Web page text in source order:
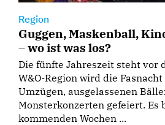
Region
Guggen, Maskenball,
– wo ist was los?
Die fünfte Jahreszeit steht vor
W&O-Region wird die
Umzügen, ausgelassenen
Monsterkonzerten gefeiert. Es
kommenden Wochen ...